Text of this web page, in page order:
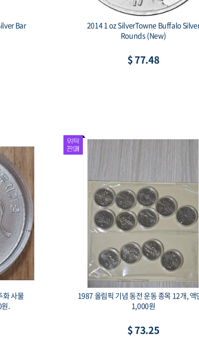
Drams
2015 Burundi 5000 Francs 1 oz.
African Lion BU
$ 88.19
기념은화 경회
액면가 1만원
1993 대전 엑스포 기념 황동화,
이, 액면가 1,000원
$ 10.99